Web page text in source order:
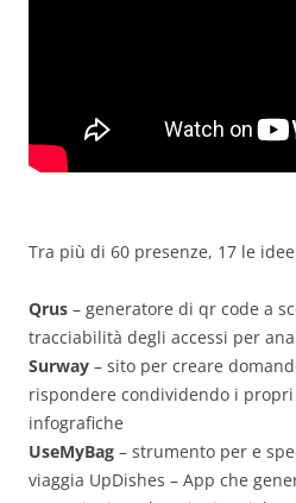
Tra più di 60 presenze, 17 le
Qrus – generatore di qr code a
tracciabilità degli accessi per
Surway – sito per creare
rispondere condividendo i
infografiche
UseMyBag – strumento per e
viaggia UpDishes – App che